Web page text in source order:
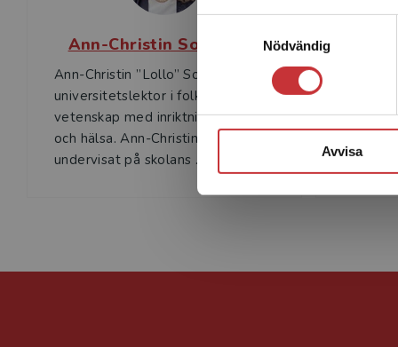
Nödvändig
Avvisa
Ann-Christin Sollerhed
Ann-Christin ”Lollo” Sollerhed är
universitetslektor i folkhälso­
vetenskap med inriktning idrott
och hälsa. Ann-Christin har
undervisat på skolans ...
Gerth
vid
föräldrar